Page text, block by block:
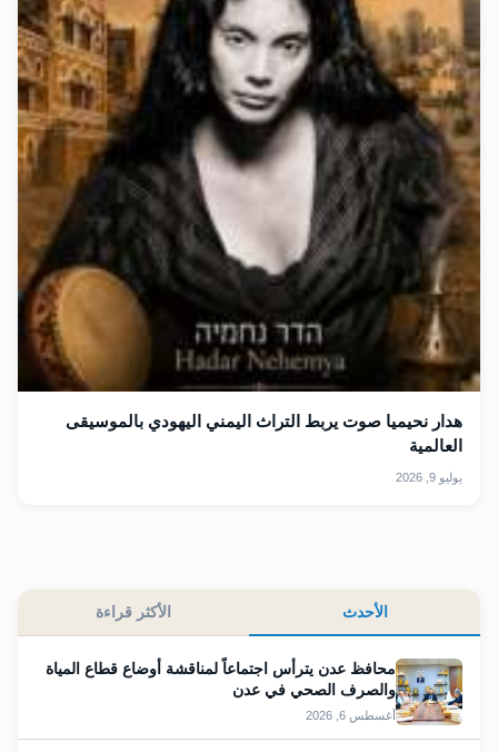
هدار نحيميا صوت يربط التراث اليمني اليهودي بالموسيقى
العالمية
يوليو 9, 2026
الأحدث الأكثر قراءة
محافظ عدن يترأس اجتماعاً لمناقشة أوضاع قطاع المياة
والصرف الصحي في عدن
أغسطس 6, 2026